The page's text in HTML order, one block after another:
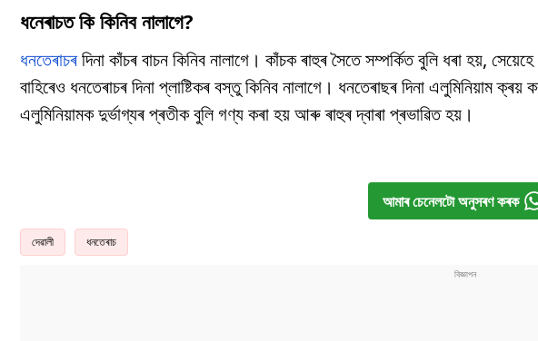
ধনেৰাচত কি কিনিব নালাগে?
ধনতেৰাচৰদিনা কাঁচৰ বাচন কিনিব নালাগে। কাঁচক ৰাহুৰ সৈতে সম্পৰ্কিত বুলি ধৰা হয়,
বাহিৰেও ধনতেৰাচৰ দিনা প্লাষ্টিকৰ বস্তু কিনিব নালাগে। ধনতেৰাছৰ দিনা এলুমিনিয়াম
এলুমিনিয়ামক দুৰ্ভাগ্যৰ প্ৰতীক বুলি গণ্য কৰা হয় আৰু ৰাহুৰ দ্বাৰা প্ৰভাৱিত হয়।
আমাৰ চেনেলটো অনুসৰণ কৰক
দেৱালী ধনতেৰাচ